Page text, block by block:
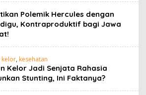
Polemik Hercules dengan
Kontraproduktif bagi Jawa
kelor, kesehatan
Kelor Jadi Senjata Rahasia
Stunting, Ini Faktanya?